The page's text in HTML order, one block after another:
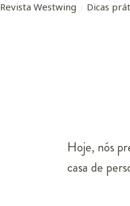
Revista Westwing Dicas
Hoje, nós
casa de